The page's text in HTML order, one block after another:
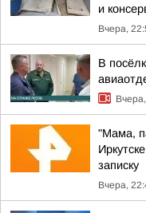
и
Вчера,
В
"Мама,
записку
Вчера,